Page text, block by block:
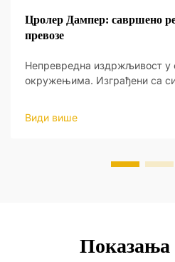
Цролер Дампер: савршено
превозе
Непревредна издржљивост у
окружењима. Изграђени са
Види више
Показања